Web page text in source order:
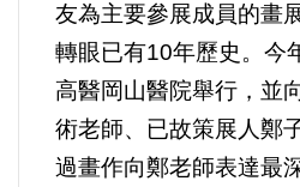
旅館/民宿
友為主要參展成員的畫
轉眼已有10年歷史。今
高醫岡山醫院舉行，並
術老師、已故策展人鄭
過畫作向鄭老師表達最